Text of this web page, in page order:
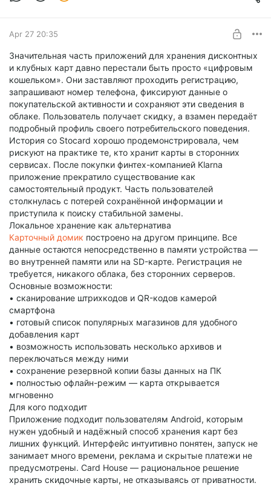
Apr 27 20:35
Значительная часть приложений для хранения дисконтных
и клубных карт давно перестали быть просто «цифровым
кошельком». Они заставляют проходить регистрацию,
запрашивают номер телефона, фиксируют данные о
покупательской активности и сохраняют эти сведения в
облаке. Пользователь получает скидку, а взамен передаёт
подробный профиль своего потребительского поведения.
История со Stocard хорошо продемонстрировала, чем
рискуют на практике те, кто хранит карты в сторонних
сервисах. После покупки финтех-компанией Klarna
приложение прекратило существование как
самостоятельный продукт. Часть пользователей
столкнулась с потерей сохранённой информации и
приступила к поиску стабильной замены.
Локальное хранение как альтернатива
Карточный домик построено на другом принципе. Все
данные остаются непосредственно в памяти устройства —
во внутренней памяти или на SD-карте. Регистрация не
требуется, никакого облака, без сторонних серверов.
Основные возможности:
• сканирование штрихкодов и QR-кодов камерой
смартфона
• готовый список популярных магазинов для удобного
добавления карт
• возможность использовать несколько архивов и
переключаться между ними
• сохранение резервной копии базы данных на ПК
• полностью офлайн-режим — карта открывается
мгновенно
Для кого подходит
Приложение подходит пользователям Android, которым
нужен удобный и надёжный способ хранения карт без
лишних функций. Интерфейс интуитивно понятен, запуск не
занимает много времени, реклама и скрытые платежи не
предусмотрены. Card House — рациональное решение
хранить скидочные карты, не отказываясь от приватности.